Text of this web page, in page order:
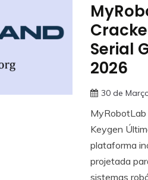
Serial
2026
30 de
Keygen
plataforma
projetada
sistemas